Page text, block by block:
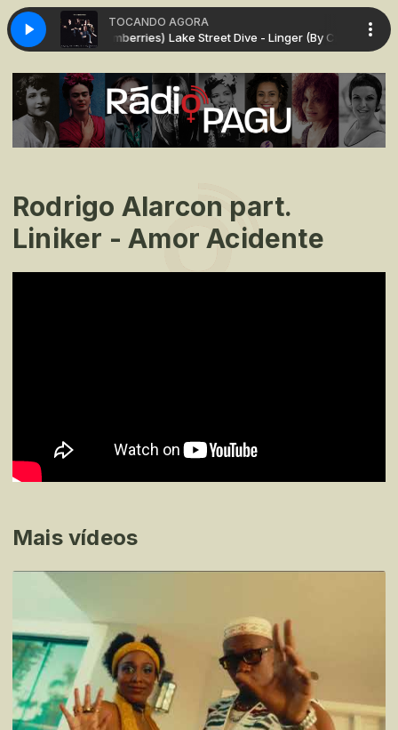
TOCANDO AGORA
- Linger (By Cramberries) Lake Street Dive - Linger (By Cramberries)
Rodrigo Alarcon part.
Liniker - Amor Acidente
Mais vídeos